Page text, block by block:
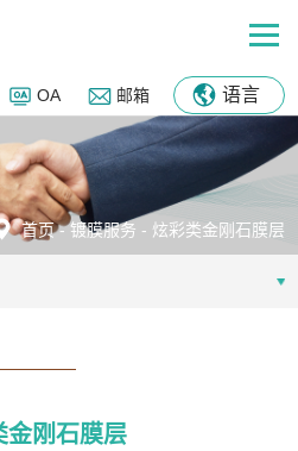
语言
OA 邮箱
首页-镀膜服务 - 炫彩类金刚石膜层
金刚石膜层